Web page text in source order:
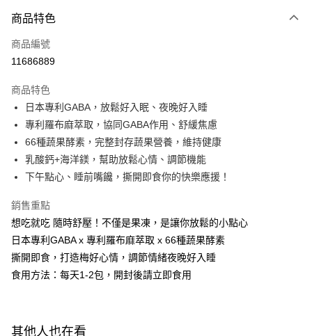
LINE Pay
Apple Pay
悠遊付
Google Pay
全盈+PAY
AFTEE先享後付
【關於「AFTEE先享後付」】
AFTEE先享後付是「在收到商品之後才付款」的支付方式。 讓您購物簡單
１．簡單：不需註冊會員、不需綁卡、不需儲值。
２．便利：只要手機號碼，簡訊認證，即可結帳。
３．安心：先確認商品／服務後，再付款。
２．訂單成立數日內，您將收到繳費通知簡訊。
ATM付款
運送方式
全家付款取貨
商品特色
商品編號
11686889
商品特色
日本專利GABA，放鬆好入眠、夜晚好入睡
專利羅布麻萃取，協同GABA作用、舒緩焦慮
66種蔬果酵素，完整封存蔬果營養，維持健康
乳酸鈣+海洋鎂，幫助放鬆心情、調節機能
下午點心、睡前嘴饞，撕開即食你的快樂應援！
銷售重點
想吃就吃 隨時舒壓！不僅是果凍，是讓你放鬆的小點心
日本專利GABA x 專利羅布麻萃取 x 66種蔬果酵素
撕開即食，打造梅好心情，調節情緒夜晚好入睡
食用方法：每天1-2包，開封後請立即食用
其他人也在看